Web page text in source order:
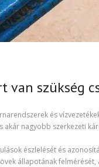
van szükség
és
akár nagyobb szerkezeti
észlelését és
állapotának